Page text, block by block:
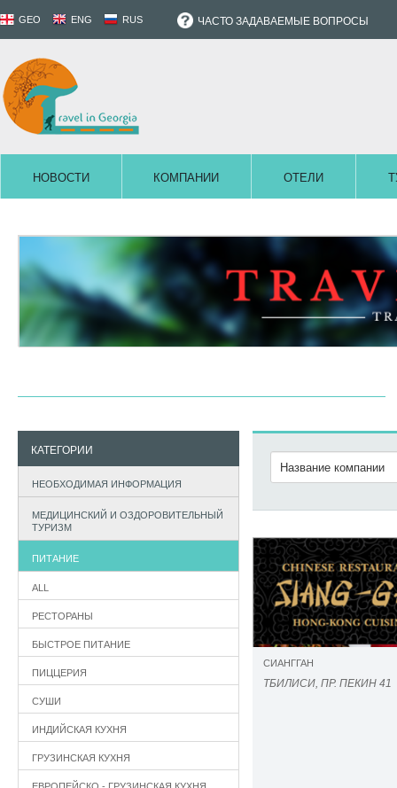
GEO ENG RUS ЧАСТО ЗАДАВАЕМЫЕ ВОПРОСЫ
НОВОСТИ КОМПАНИИ ОТЕЛИ
КАТЕГОРИИ
НЕОБХОДИМАЯ ИНФОРМАЦИЯ
МЕДИЦИНСКИЙ И ОЗДОРОВИТЕЛЬНЫЙ
ТУРИЗМ
ПИТАНИЕ
ALL
РЕСТОРАНЫ
БЫСТРОЕ ПИТАНИЕ
ПИЦЦЕРИЯ
СУШИ
ИНДИЙСКАЯ КУХНЯ
ГРУЗИНСКАЯ КУХНЯ
СИАНГГАН
ТБИЛИСИ, ПР. ПЕКИН 41